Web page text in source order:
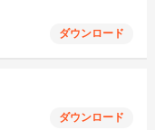
ダウンロード
ダウンロード